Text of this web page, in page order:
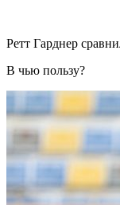
Ретт Гарднер
В чью пользу?